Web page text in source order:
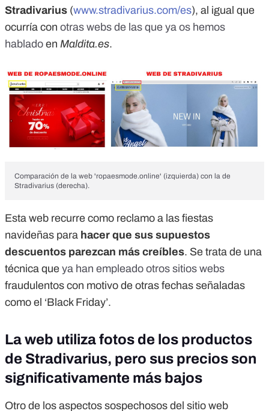
Stradivarius (www.stradivarius.com/es), al igual que
ocurría con otras webs de las que ya os hemos
hablado en Maldita.es.
Comparación de la web 'ropaesmode.online' (izquierda) con la de
Stradivarius (derecha).
Esta web recurre como reclamo a las fiestas
navideñas para hacer que sus supuestos
descuentos parezcan más creíbles. Se trata de una
técnica que ya han empleado otros sitios webs
fraudulentos con motivo de otras fechas señaladas
como el ‘Black Friday’.
La web utiliza fotos de los productos
de Stradivarius, pero sus precios son
significativamente más bajos
Otro de los aspectos sospechosos del sitio web